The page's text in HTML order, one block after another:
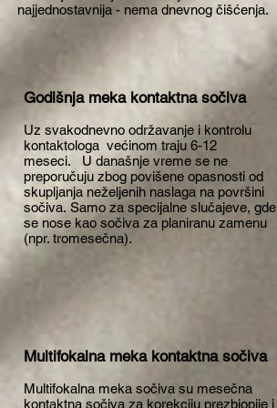
najjednostavnija - nema dnevnog čišćenja.
Godišnja meka kontaktna sočiva
Uz svakodnevno održavanje i kontrolu
kontaktologa većinom traju 6-12
meseci. U današnje vreme se ne
preporučuju zbog povišene opasnosti od
skupljanja neželjenih naslaga na površini
sočiva. Samo za specijalne slučajeve, gde
se nose kao sočiva za planiranu zamenu
(npr. tromesečna).
Multifokalna meka kontaktna sočiva
Multifokalna meka sočiva su mesečna
kontaktna sočiva za korekciju prezbiopije i